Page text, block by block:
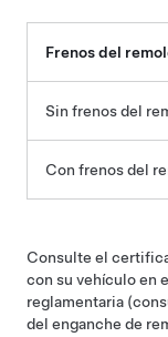
Frenos del
Sin frenos del
Con frenos del
Consulte el
con su vehículo en
reglamentaria
del enganche de